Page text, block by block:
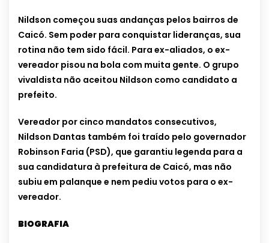
Nildson começou suas andanças pelos bairros de
Caicó. Sem poder para conquistar lideranças, sua
rotina não tem sido fácil. Para ex-aliados, o ex-
vereador pisou na bola com muita gente. O grupo
vivaldista não aceitou Nildson como candidato a
prefeito.
Vereador por cinco mandatos consecutivos,
Nildson Dantas também foi traído pelo governador
Robinson Faria (PSD), que garantiu legenda para a
sua candidatura à prefeitura de Caicó, mas não
subiu em palanque e nem pediu votos para o ex-
vereador.
BIOGRAFIA